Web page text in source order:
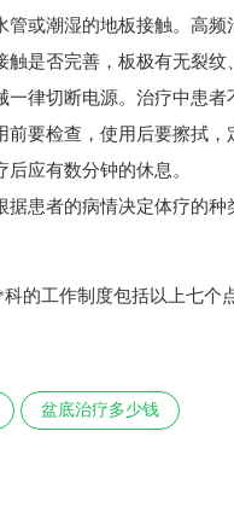
或潮湿的地板接触。高频
是否完善，板极有无裂
律切断电源。治疗中患者
要检查，使用后要擦拭
应有数分钟的休息。
患者的病情决定体疗的种
的工作制度包括以上七个
盆底治疗多少钱